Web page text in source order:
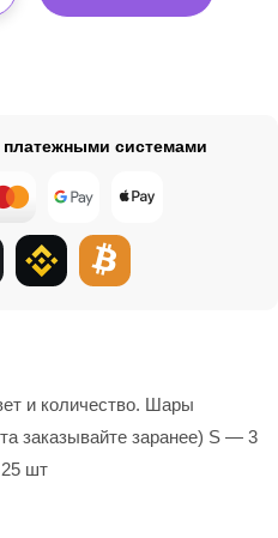
и количество. Шары
заказывайте заранее) S — 3
шт
системами